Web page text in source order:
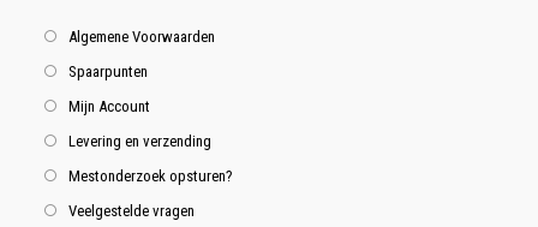
Algemene Voorwaarden
Spaarpunten
Mijn Account
Levering en verzending
Mestonderzoek opsturen?
Veelgestelde vragen